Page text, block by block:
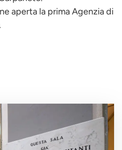
aperta la prima Agenzia di